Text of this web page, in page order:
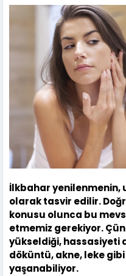
İlkbahar yenilenmenin,
olarak tasvir edilir.
konusu olunca bu
etmemiz gerekiyor.
yükseldiği, hassasiyeti
döküntü, akne, leke
yaşanabiliyor.